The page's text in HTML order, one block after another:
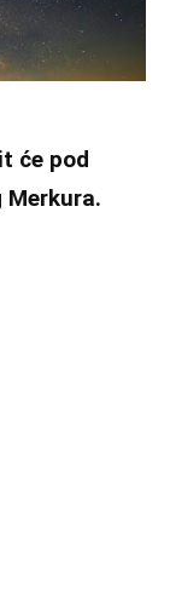
će pod